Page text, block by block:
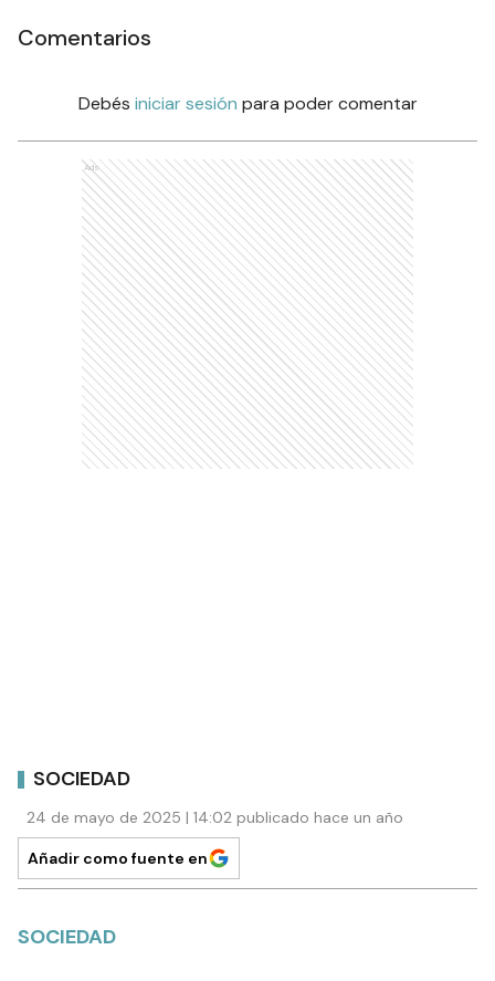
Comentarios
Debés iniciar sesión para poder comentar
Ads
SOCIEDAD
24 de mayo de 2025 | 14:02 publicado hace un año
Añadir como fuente en
SOCIEDAD